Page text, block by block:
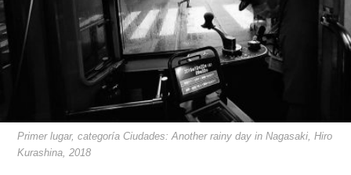
Primer lugar, categoría Ciudades: Another rainy day in Nagasaki, Hiro
Kurashina, 2018